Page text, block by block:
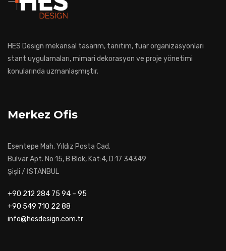
HES Design mekansal tasarım, tanıtım, fuar organizasyonları
stant uygulamaları, mimari dekorasyon ve proje yönetimi
konularında uzmanlaşmıştır.
Merkez Ofis
Esentepe Mah. Yıldız Posta Cad.
Bulvar Apt. No:15, B Blok, Kat:4, D:17 34349
Şişli / İSTANBUL
+90 212 284 75 94 – 95
+90 549 710 22 88
info@hesdesign.com.tr